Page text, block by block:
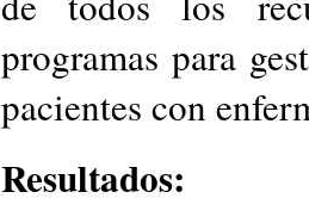
programas para
pacientes con
Resultados: